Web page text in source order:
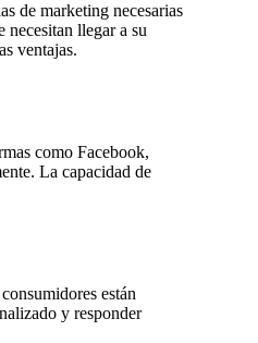
de marketing necesarias
necesitan llegar a su
ventajas.
como Facebook,
La capacidad de
están
y responder